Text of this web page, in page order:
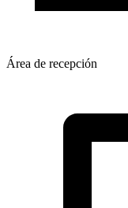
Área de recepción